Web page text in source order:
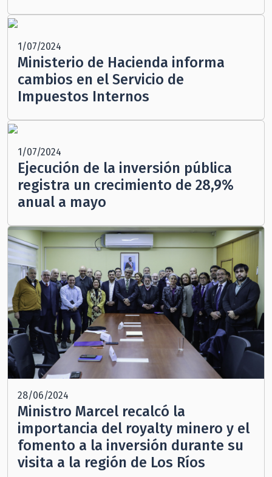
1/07/2024
Ministerio de Hacienda informa
cambios en el Servicio de
Impuestos Internos
1/07/2024
Ejecución de la inversión pública
registra un crecimiento de 28,9%
anual a mayo
28/06/2024
Ministro Marcel recalcó la
importancia del royalty minero y el
fomento a la inversión durante su
visita a la región de Los Ríos